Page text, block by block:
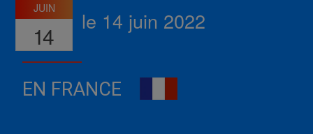
JUIN
14
le 14 juin 2022
EN FRANCE